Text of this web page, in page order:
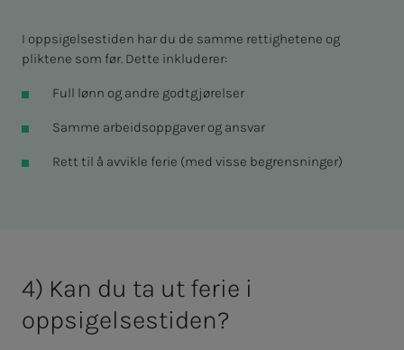
I oppsigelsestiden har du de samme rettighetene og
pliktene som før. Dette inkluderer:
Full lønn og andre godtgjørelser
Samme arbeidsoppgaver og ansvar
Rett til å avvikle ferie (med visse begrensninger)
4) Kan du ta ut ferie i
oppsigelsestiden?